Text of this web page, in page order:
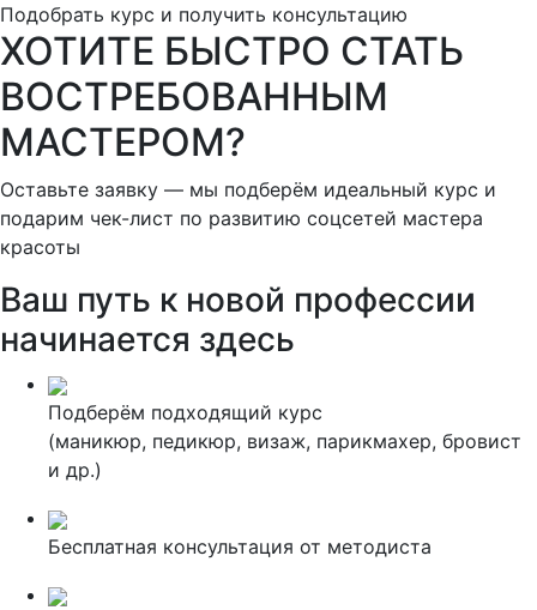
Подобрать курс и получить консультацию
ХОТИТЕ БЫСТРО СТАТЬ
ВОСТРЕБОВАННЫМ
МАСТЕРОМ?
Оставьте заявку — мы подберём идеальный курс и
подарим чек-лист по развитию соцсетей мастера
красоты
Ваш путь к новой профессии
начинается здесь
Подберём подходящий курс
(маникюр, педикюр, визаж, парикмахер, бровист
и др.)
Бесплатная консультация от методиста